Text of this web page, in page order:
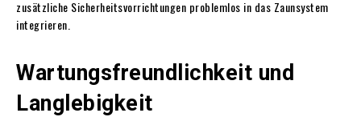
zusätzliche Sicherheitsvorrichtungen problemlos in das Zaunsystem
integrieren.
Wartungsfreundlichkeit und
Langlebigkeit